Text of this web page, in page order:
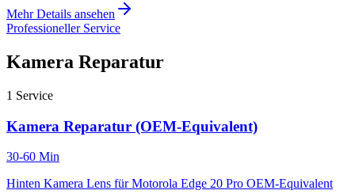
Mehr Details ansehen
Professioneller Service
Kamera Reparatur
1 Service
Kamera Reparatur (OEM-Equivalent)
30-60 Min
Hinten Kamera Lens für Motorola Edge 20 Pro OEM-Equivalent